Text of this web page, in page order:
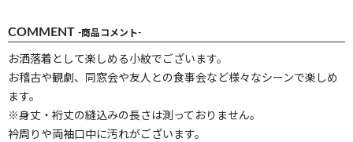
COMMENT -商品コメント-
お洒落着として楽しめる小紋でございます。
お稽古や観劇、同窓会や友人との食事会など様々なシーンで楽しめ
ます。
※身丈・裄丈の縫込みの長さは測っておりません。
衿周りや両袖口中に汚れがございます。